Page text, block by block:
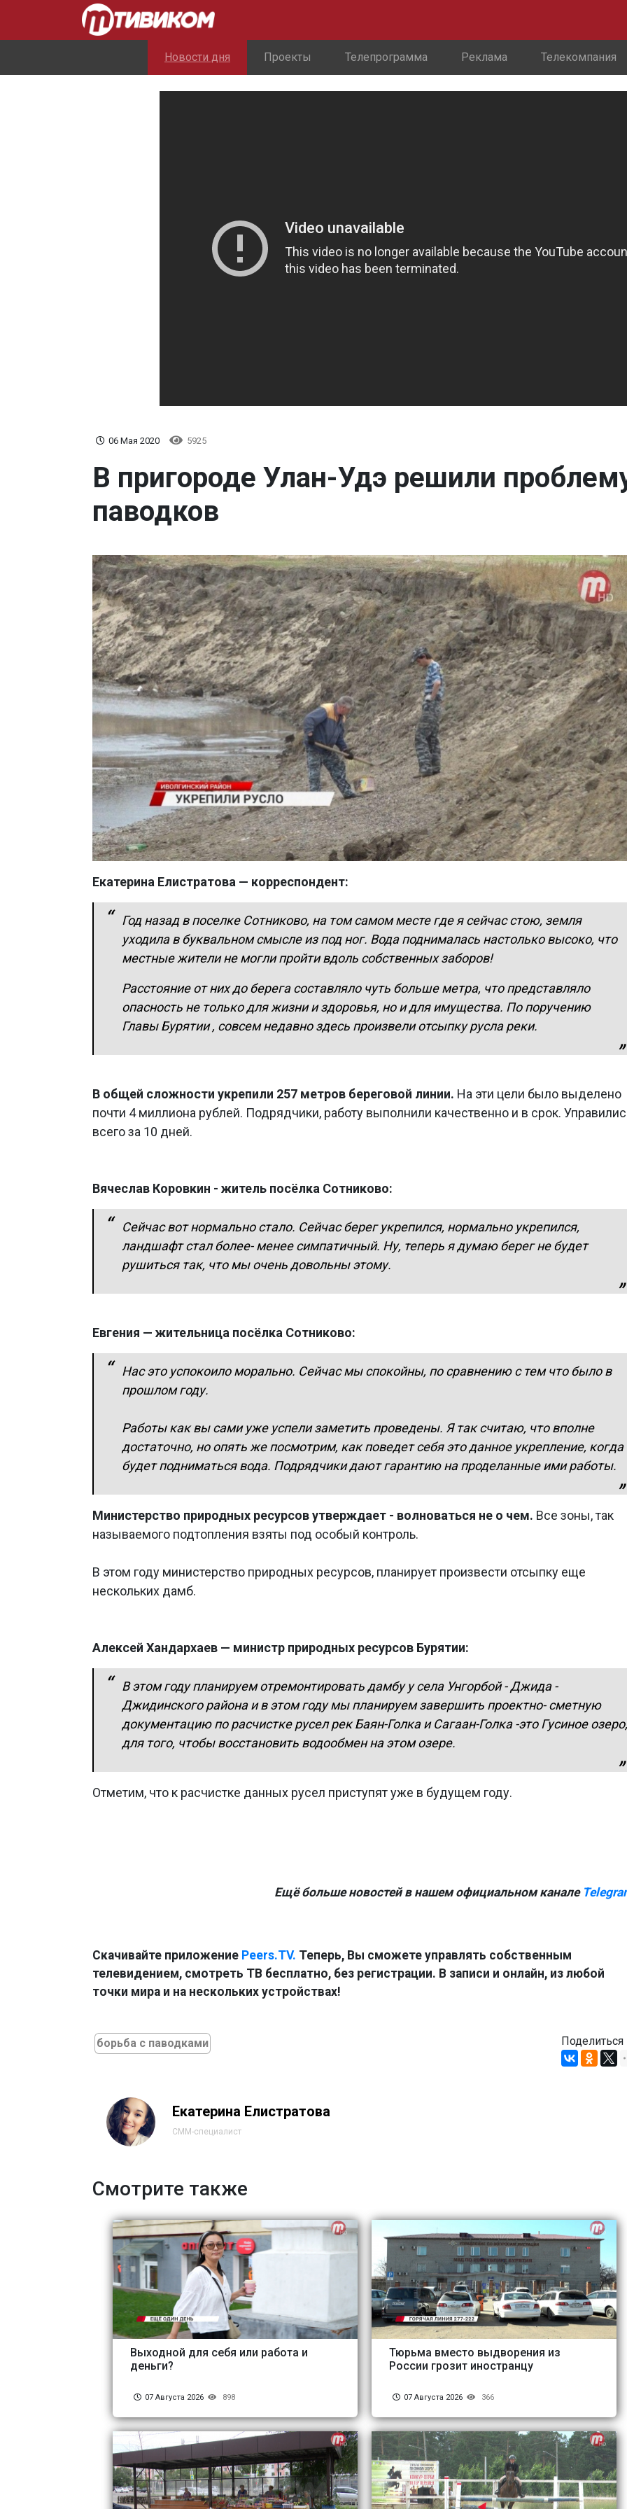
Новости дня Проекты Телепрограмма Реклама Телекомпания
06 Мая 2020 5925
В пригороде Улан-Удэ решили
паводков
Екатерина Елистратова — корреспондент:
Год назад в поселке Сотниково, на том самом месте где я сейчас стою, земля
уходила в буквальном смысле из под ног. Вода поднималась настолько высоко, что
местные жители не могли пройти вдоль собственных заборов!
Расстояние от них до берега составляло чуть больше метра, что представляло
опасность не только для жизни и здоровья, но и для имущества. По поручению
Главы Бурятии , совсем недавно здесь произвели отсыпку русла реки.
В общей сложности укрепили 257 метров береговой линии. На эти цели было выделено
почти 4 миллиона рублей. Подрядчики, работу выполнили качественно и в срок.
всего за 10 дней.
Вячеслав Коровкин - житель посёлка Сотниково:
Сейчас вот нормально стало. Сейчас берег укрепился, нормально укрепился,
ландшафт стал более- менее симпатичный. Ну, теперь я думаю берег не будет
рушиться так, что мы очень довольны этому.
Евгения — жительница посёлка Сотниково:
Нас это успокоило морально. Сейчас мы спокойны, по сравнению с тем что было в
прошлом году.
Работы как вы сами уже успели заметить проведены. Я так считаю, что вполне
достаточно, но опять же посмотрим, как поведет себя это данное укрепление, когда
будет подниматься вода. Подрядчики дают гарантию на проделанные ими работы.
Министерство природных ресурсов утверждает - волноваться не о чем. Все зоны, так
называемого подтопления взяты под особый контроль.
В этом году министерство природных ресурсов, планирует произвести отсыпку еще
нескольких дамб.
Алексей Хандархаев — министр природных ресурсов Бурятии:
В этом году планируем отремонтировать дамбу у села Унгорбой - Джида -
Джидинского района и в этом году мы планируем завершить проектно- сметную
документацию по расчистке русел рек Баян-Голка и Сагаан-Голка -это Гусиное озеро,
для того, чтобы восстановить водообмен на этом озере.
Отметим, что к расчистке данных русел приступят уже в будущем году.
Ещё больше новостей в нашем официальном канале
Скачивайте приложение Peers.TV. Теперь, Вы сможете управлять собственным
телевидением, смотреть ТВ бесплатно, без регистрации. В записи и онлайн, из любой
точки мира и на нескольких устройствах!
борьба с паводками Поделиться
Екатерина Елистратова
СММ-специалист
Смотрите также
Выходной для себя или работа и
деньги?
07 Августа 2026 898
Тюрьма вместо выдворения из
России грозит иностранцу
07 Августа 2026 366